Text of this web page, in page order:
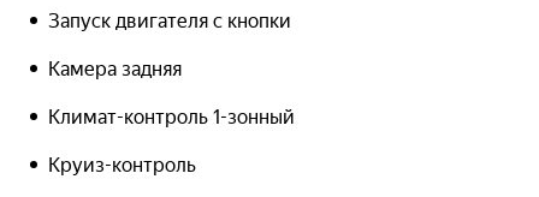
Запуск двигателя с кнопки
Камера задняя
Климат-контроль 1-зонный
Круиз-контроль